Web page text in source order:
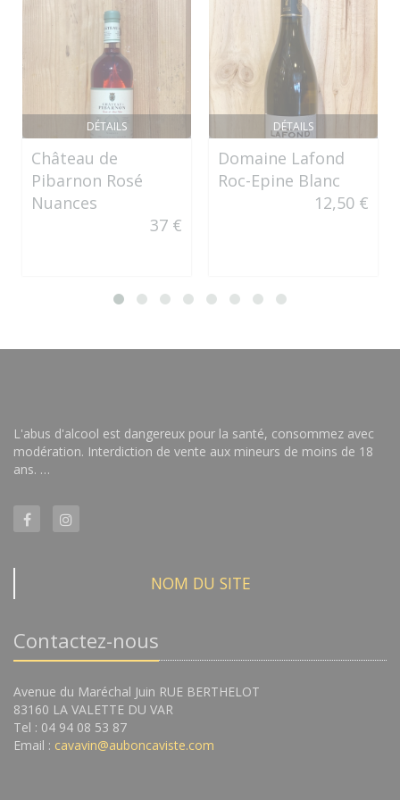
DÉTAILS
Château de
Pibarnon Rosé
Nuances
37 €
DÉTAILS
Domaine Lafond
Roc-Epine Blanc
12,50 €
L'abus d'alcool est dangereux pour la santé, consommez avec
modération. Interdiction de vente aux mineurs de moins de 18
ans. …
NOM DU SITE
Contactez-nous
Avenue du Maréchal Juin RUE BERTHELOT
83160 LA VALETTE DU VAR
Tel : 04 94 08 53 87
Email : cavavin@auboncaviste.com